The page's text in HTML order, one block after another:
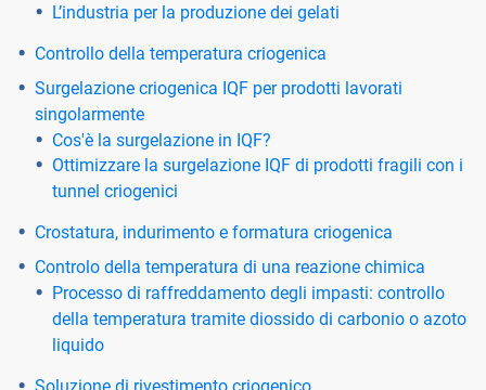
L’industria per la produzione dei gelati
Controllo della temperatura criogenica
Surgelazione criogenica IQF per prodotti lavorati
singolarmente
Cos'è la surgelazione in IQF?
Ottimizzare la surgelazione IQF di prodotti fragili con i
tunnel criogenici
Crostatura, indurimento e formatura criogenica
Controlo della temperatura di una reazione chimica
Processo di raffreddamento degli impasti: controllo
della temperatura tramite diossido di carbonio o azoto
liquido